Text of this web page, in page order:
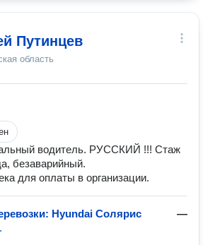
Путинцев
область
водитель. РУССКИЙ !!! Стаж
безаварийный.
для оплаты в организации.
Hyundai Солярис
—